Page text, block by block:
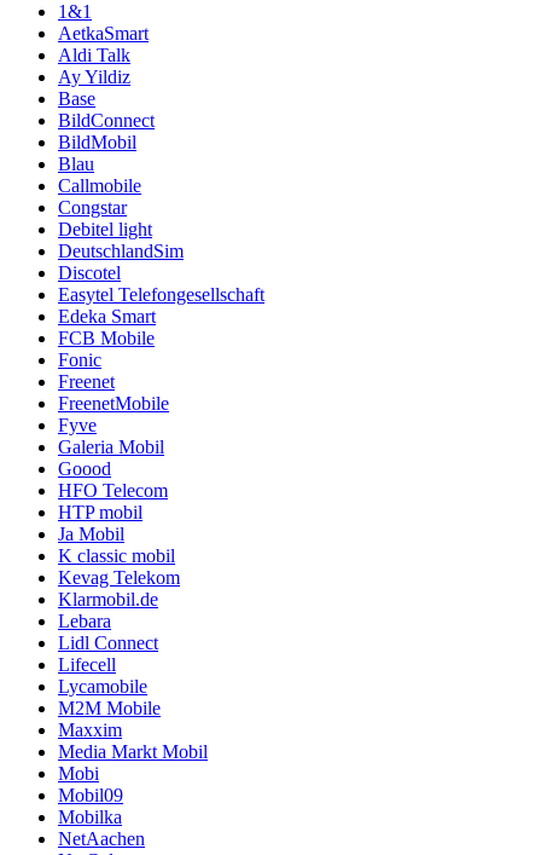
1&1
AetkaSmart
Aldi Talk
Ay Yildiz
Base
BildConnect
BildMobil
Blau
Callmobile
Congstar
Debitel light
DeutschlandSim
Discotel
Easytel Telefongesellschaft
Edeka Smart
FCB Mobile
Fonic
Freenet
FreenetMobile
Fyve
Galeria Mobil
Goood
HFO Telecom
HTP mobil
Ja Mobil
K classic mobil
Kevag Telekom
Klarmobil.de
Lebara
Lidl Connect
Lifecell
Lycamobile
M2M Mobile
Maxxim
Media Markt Mobil
Mobi
Mobil09
Mobilka
NetAachen